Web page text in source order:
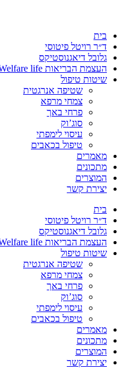
בית
ד״ר רויטל פיטוסי
גלובל דיאגנוסטיקס
העצמת הבריאות Welfare life
שיטות טיפול
שטיפה אנרגטית
צמחי מרפא
פרחי באך
סוג’וק
עיסוי לימפתי
טיפול בכאבים
מאמרים
מתכונים
המוצרים
יצירת קשר
בית
ד״ר רויטל פיטוסי
גלובל דיאגנוסטיקס
העצמת הבריאות Welfare life
שיטות טיפול
שטיפה אנרגטית
צמחי מרפא
פרחי באך
סוג’וק
עיסוי לימפתי
טיפול בכאבים
מאמרים
מתכונים
המוצרים
יצירת קשר